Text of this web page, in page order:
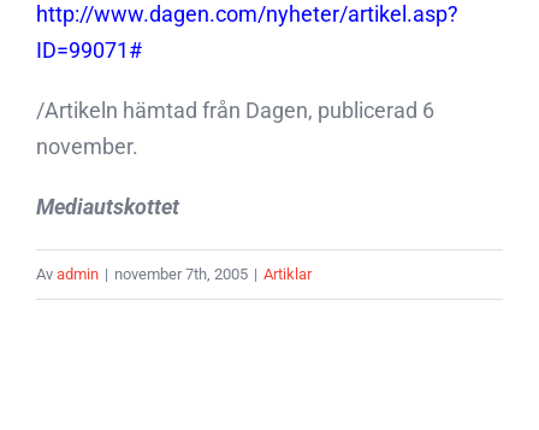
http://www.dagen.com/nyheter/artikel.asp?
ID=99071#
/Artikeln hämtad från Dagen, publicerad 6
november.
Mediautskottet
Av admin | november 7th, 2005 | Artiklar